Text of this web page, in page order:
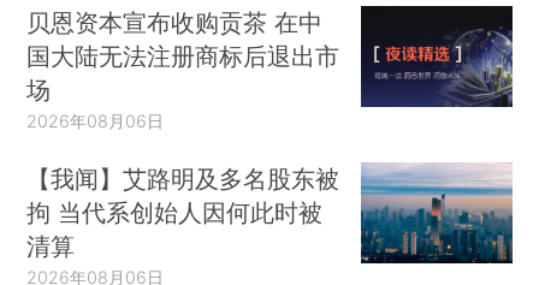
贝恩资本宣布收购贡茶 在中
国大陆无法注册商标后退出市
场
2026年08月06日
【我闻】艾路明及多名股东被
拘 当代系创始人因何此时被
清算
2026年08月06日